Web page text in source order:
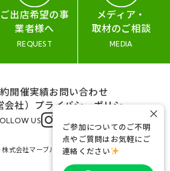
ご出店希望の事
業者様へ
REQUEST
メディア・
取材のご相談
MEDIA
開催実績お問い合わせ
社） プライバシーポリシー
US
式会社マーブル&コー
ご参加についてのご不明
点やご質問はお気軽にご
連絡ください
×